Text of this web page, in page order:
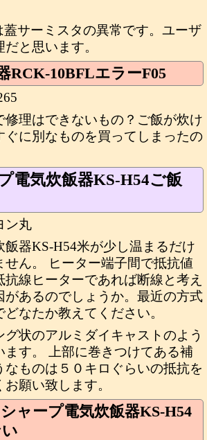
蓋サーミスタの異常です。ユーザ
と思います。
RCK-10BFLエラーF05
修理はできないもの？ご飯が炊け
ぐに別なものを買ってしまったの
電気炊飯器KS-H54ご飯
ン丸
飯器KS-H54米が少し温まるだけ
せん。 ヒーター端子間で抵抗値
線ヒーターであれば断線と考え
があるのでしょうか。最近の方式
なたか教えてください。
グ状のアルミダイキャストのよう
ます。 上部に巻きつけてある補
なものは５０キロぐらいの抵抗を
願い致します。
ャープ電気炊飯器KS-H54